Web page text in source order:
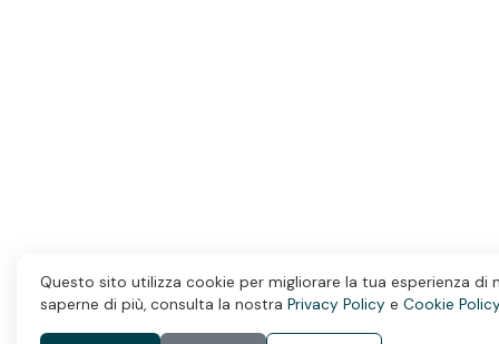
Questo sito utilizza cookie per migliorare la tua esperienza di
saperne di più, consulta la nostra Privacy Policy e Cookie Policy